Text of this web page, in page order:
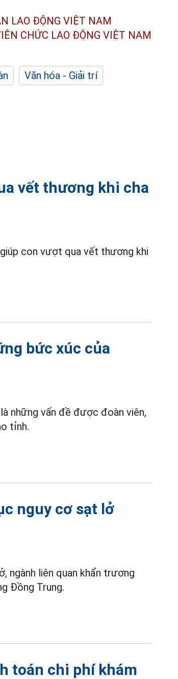
LAO ĐỘNG VIỆT NAM
CHỨC LAO ĐỘNG VIỆT NAM
Văn hóa - Giải trí
vết thương khi cha
con vượt qua vết thương khi
bức xúc của
những vấn đề được đoàn viên,
tỉnh.
nguy cơ sạt lở
ngành liên quan khẩn trương
Đồng Trung.
toán chi phí khám